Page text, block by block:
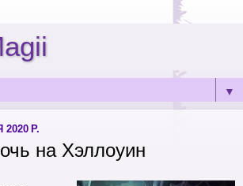
▼
Р.
на Хэллоуин